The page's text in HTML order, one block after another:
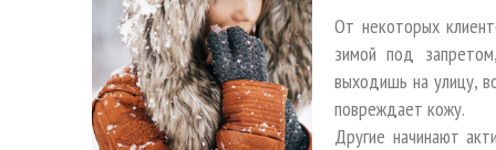
От некоторых
зимой под
выходишь на улицу,
повреждает кожу.
Другие начинают